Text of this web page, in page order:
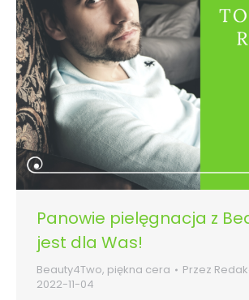
Panowie pielęgnacja z
jest dla Was!
Beauty4Two, piękna cera Przez
2022-11-04